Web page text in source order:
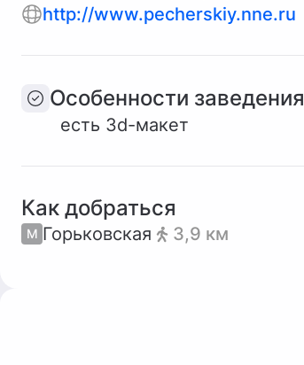
http://www.pecherskiy.nne.ru
Особенности заведения
есть 3d-макет
Как добраться
М Горьковская 3,9 км